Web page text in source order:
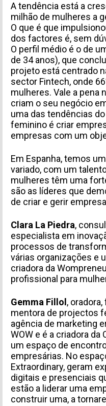
A tendência está a
milhão de mulheres a
O que é que
dos factores é, sem
O perfil médio é o de
de 34 anos), que
projeto está centrado
sector Fintech, onde
mulheres. Vale a pena
criam o seu negócio
uma das tendências
feminino é criar
empresas com um
Em Espanha, temos
variado, com um
mulheres têm uma
são as líderes que
de criar e gerir
Clara La Piedra,
especialista em
processos de
várias organizações e
criadora da
profissional para
Gemma Fillol ,
mentora de projectos
agência de marketing
WOW e é a criadora da
um espaço de
empresárias. No
Extraordinary, geram
digitais e presenciais
estão a liderar uma
construir uma, a